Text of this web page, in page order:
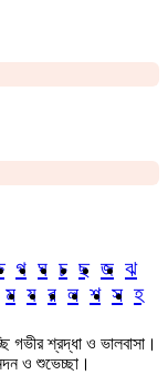
গ ঘ চ ছ জ ঝ
ম য র ল শ স হ
গভীর শ্রদ্ধা ও ভালবাসা।
ও শুভেচ্ছা।